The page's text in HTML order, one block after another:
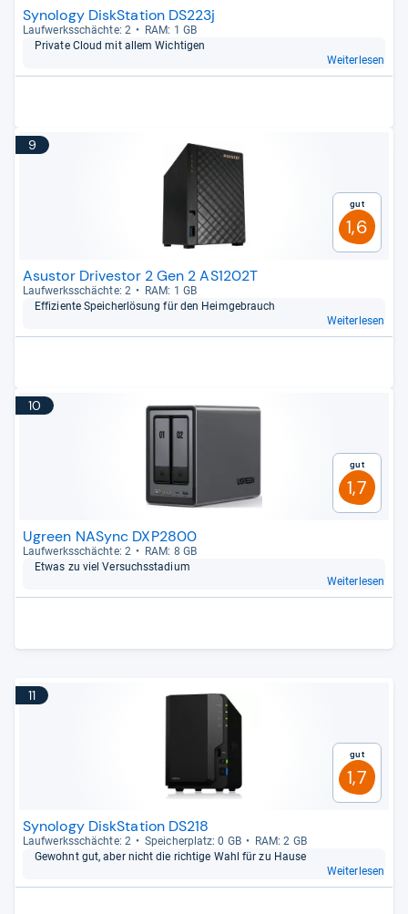
Synology DiskStation DS223j
Lauf­werks­schächte: 2
RAM: 1 GB
Pri­vate Cloud mit allem Wich­ti­gen
Weiterlesen
9
Gut
1,6
Asustor Drivestor 2 Gen 2 AS1202T
Lauf­werks­schächte: 2
RAM: 1 GB
Effi­zi­ente Spei­cher­lö­sung für den Heim­ge­brauch
Weiterlesen
10
Gut
1,7
Ugreen NASync DXP2800
Lauf­werks­schächte: 2
RAM: 8 GB
Etwas zu viel Ver­suchs­sta­dium
Weiterlesen
11
Gut
1,7
Synology DiskStation DS218
Lauf­werks­schächte: 2 Spei­cher­platz: 0 GB
RAM: 2 GB
Gewohnt gut, aber nicht die rich­tige Wahl für zu Hause
Weiterlesen